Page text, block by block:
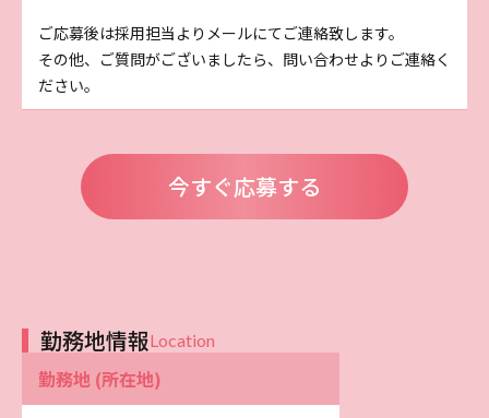
ご応募後は採用担当よりメールにてご連絡致します。
その他、ご質問がございましたら、問い合わせよりご連絡く
ださい。
今すぐ応募する
勤務地情報Location
勤務地 (所在地)